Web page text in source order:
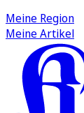
Meine Region
Meine Artikel